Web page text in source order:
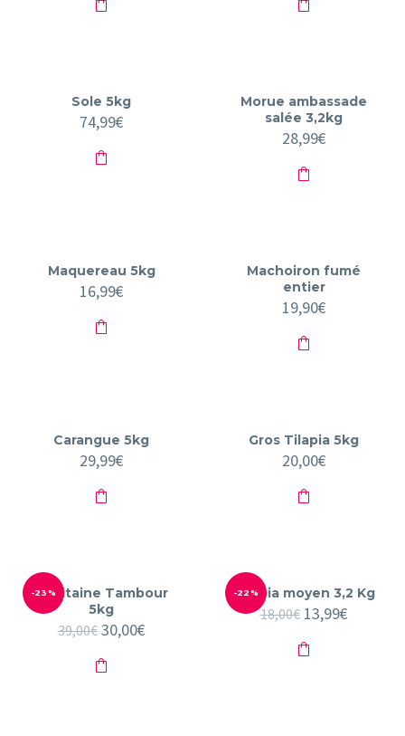
Sole 5kg
74,99€
Morue ambassade
salée 3,2kg
28,99€
Maquereau 5kg
16,99€
Machoiron fumé
entier
19,90€
Carangue 5kg
29,99€
Gros Tilapia 5kg
20,00€
-23%
Capitaine Tambour
5kg
39,00€ Le
initial
était :
30,00€
-22%
Tilapia moyen 3,2 Kg
18,00€ Le
initial
était :
13,99€